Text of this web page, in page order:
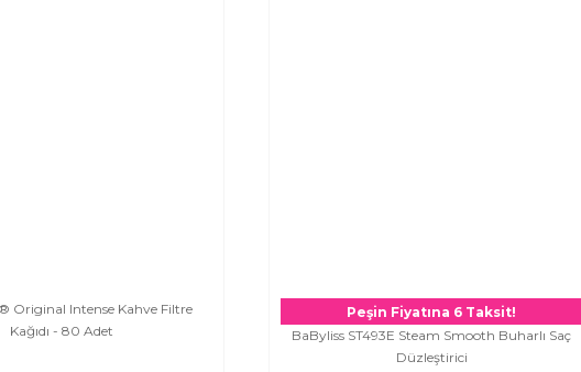
Original Intense Kahve Filtre
Kağıdı - 80 Adet
Peşin Fiyatına 6 Taksit!
BaByliss ST493E Steam Smooth Buharlı Saç
Düzleştirici